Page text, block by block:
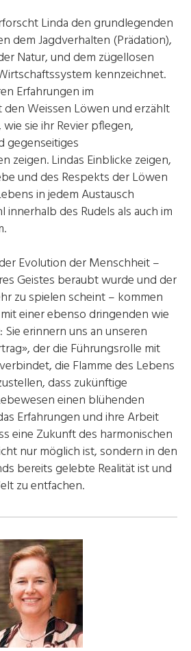
Linda den grundlegenden
dem Jagdverhalten (Prädation),
Natur, und dem zügellosen
kennzeichnet.
Erfahrungen im
den Weissen Löwen und erzählt
sie ihr Revier pflegen,
gegenseitiges
zeigen. Lindas Einblicke zeigen,
und des Respekts der Löwen
in jedem Austausch
des Rudels als auch im
Evolution der Menschheit –
Geistes beraubt wurde und der
zu spielen scheint – kommen
einer ebenso dringenden wie
erinnern uns an unseren
der die Führungsrolle mit
die Flamme des Lebens
dass zukünftige
einen blühenden
Erfahrungen und ihre Arbeit
eine Zukunft des harmonischen
nur möglich ist, sondern in den
bereits gelebte Realität ist und
zu entfachen.